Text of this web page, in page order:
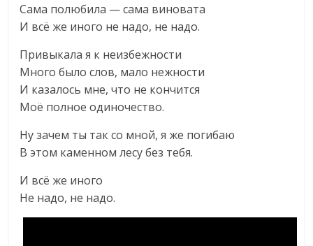
Сама полюбила — сама виновата
И всё же иного не надо, не надо.
Привыкала я к неизбежности
Много было слов, мало нежности
И казалось мне, что не кончится
Моё полное одиночество.
Ну зачем ты так со мной, я же погибаю
В этом каменном лесу без тебя.
И всё же иного
Не надо, не надо.